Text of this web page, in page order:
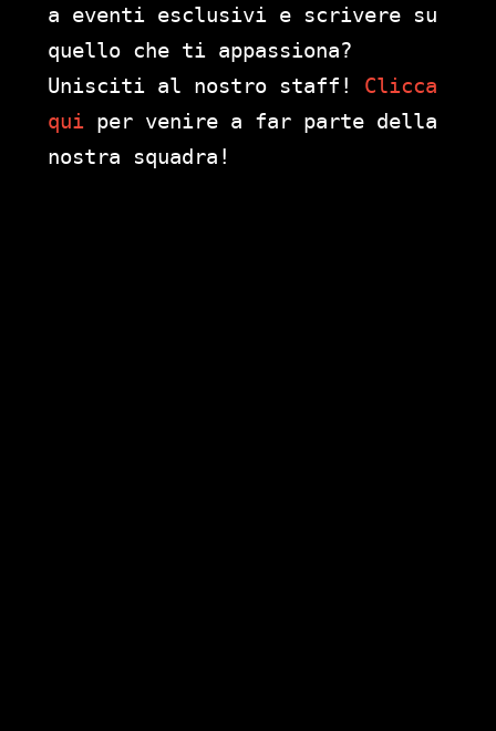
a eventi esclusivi e scrivere su
quello che ti appassiona?
Unisciti al nostro staff! Clicca
qui per venire a far parte della
nostra squadra!